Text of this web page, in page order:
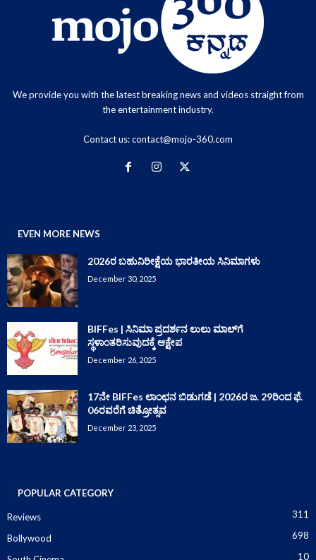
We provide you with the latest breaking news and videos straight from
the entertainment industry.
Contact us:contact@mojo-360.com
EVEN MORE NEWS
2026ರ ಬಹುನಿರೀಕ್ಷೆಯ ಭಾರತೀಯ ಸಿನಿಮಾಗಳು
December 30, 2025
BIFFes | ಸಿನಿಮಾ ಪ್ರದರ್ಶನ ಲುಲು ಮಾಲ್‌ಗೆ
ಸ್ಥಳಾಂತರಿಸುವುದಕ್ಕೆ ಆಕ್ಷೇಪ
December 26, 2025
17ನೇ BIFFes ಲಾಂಛನ ಬಿಡುಗಡೆ | 2026ರ ಜ. 29ರಿಂದ ಫೆ.
06ರವರೆಗೆ ಚಿತ್ರೋತ್ಸವ
December 23, 2025
POPULAR CATEGORY
Reviews 311
Bollywood 698
10